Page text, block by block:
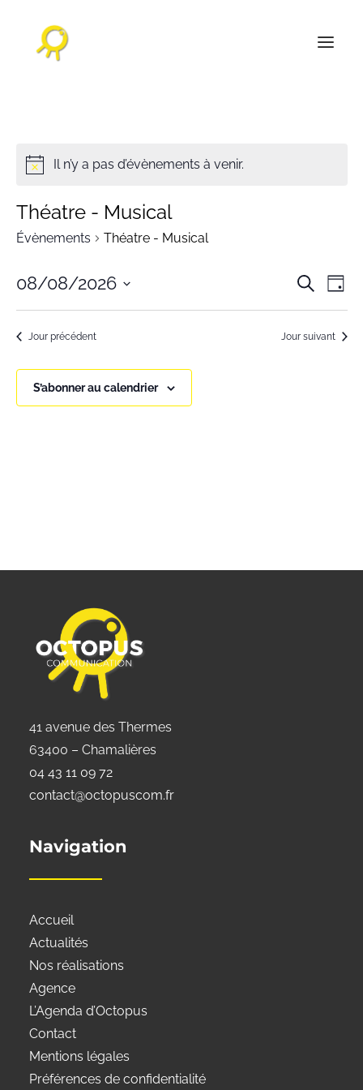
AGENDA CULTUREL
RÉALISATIONS
CONTACT
Il n’y a pas d’évènements à venir.
Théatre - Musical
Évènements Théatre - Musical
et
Recherche
Jour
08/08/2026
Sélectionnez
uneJour précédent Jour suivant
S’abonner au calendrier
41 avenue des Thermes
63400 – Chamalières
04 43 11 09 72
contact@octopuscom.fr
Navigation
Accueil
Actualités
Nos réalisations
Agence
L’Agenda d’Octopus
Contact
Mentions légales
Préférences de confidentialité